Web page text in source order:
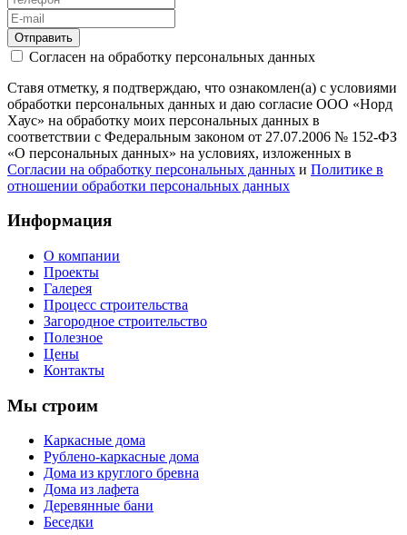
Отправить
Согласен на обработку персональных данных
Ставя отметку, я подтверждаю, что ознакомлен(а) с условиями
обработки персональных данных и даю согласие ООО «Норд
Хаус» на обработку моих персональных данных в
соответствии с Федеральным законом от 27.07.2006 № 152-ФЗ
«О персональных данных» на условиях, изложенных в
Согласии на обработку персональных данных и Политике в
отношении обработки персональных данных
Информация
О компании
Проекты
Галерея
Процесс строительства
Загородное строительство
Полезное
Цены
Контакты
Мы строим
Каркасные дома
Рублено-каркасные дома
Дома из круглого бревна
Дома из лафета
Деревянные бани
Беседки